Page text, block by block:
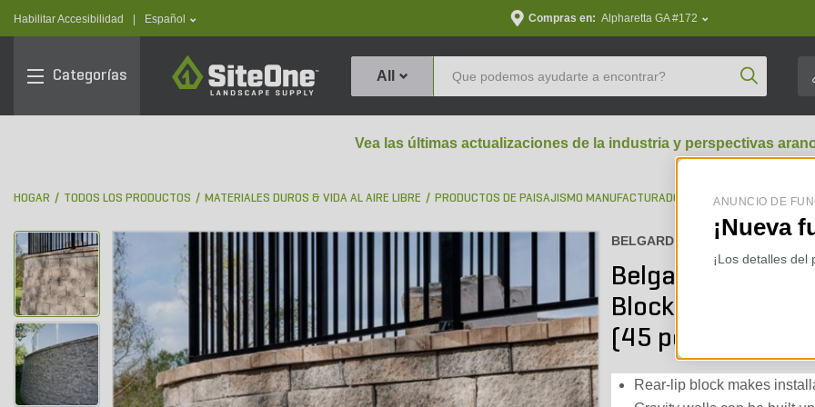
Habilitar Accesibilidad text.language
Español Compras en: Alpharetta GA #172
Categorías
SiteOne
All Product
Vea las últimas actualizaciones de la industria y perspectivas
HOGAR TODOS LOS PRODUCTOS MATERIALES DUROS & VIDA AL AIRE LIBRE PRODUCTOS DE PAISAJISMO MANUFACTURADOS BLOQUES PARA
BELGARD : 129000217-45W
Belgard Anchor
Block Split Face
(45 pc./pallet)
Rear-lip block makes
ANUNCIO DE
¡Nueva
¡Los detalles del